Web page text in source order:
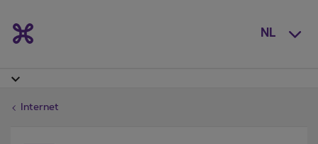
NL
Internet